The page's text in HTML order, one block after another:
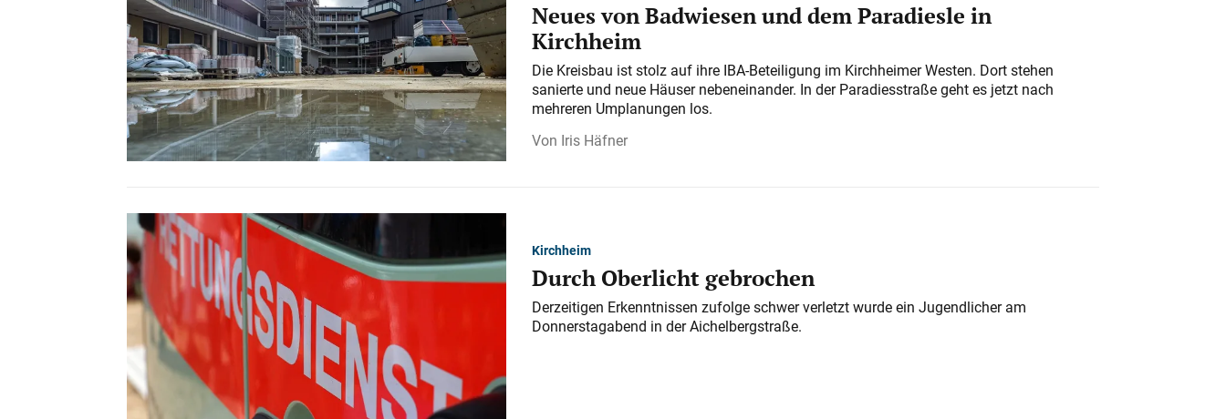
Neues von Badwiesen und dem Paradiesle in
Kirchheim
Die Kreisbau ist stolz auf ihre IBA-Beteiligung im Kirchheimer Westen. Dort stehen
sanierte und neue Häuser nebeneinander. In der Paradiesstraße geht es jetzt nach
mehreren Umplanungen los.
Iris Häfner
Kirchheim
Durch Oberlicht gebrochen
Derzeitigen Erkenntnissen zufolge schwer verletzt wurde ein Jugendlicher am
Donnerstagabend in der Aichelbergstraße.